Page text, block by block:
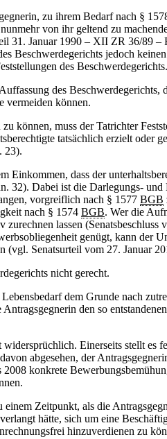
zu ihrem Bedarf nach §
von ihr geltend zu
31. Januar 1990 – XII ZR 36/89
Beschwerdegerichts jedoch
des Beschwerdegerichts.
des Beschwerdegerichts,
vermeiden können.
können, muss der Tatrichter
tatsächlich erzielt oder
23).
Einkommen, dass der
32). Dabei ist die Darlegungs-
vorgreiflich nach § 1577 BGB
nach § 1574 BGB. Wer die
zurechnen lassen (Senatsbeschluss
genügt, kann der
(vgl. Senatsurteil vom 27. Januar
nicht gerecht.
dem Grunde nach
den so
Einerseits stellt
abgesehen, der
konkrete
Zeitpunkt, als die
hätte, sich um eine
hinzuverdienen zu